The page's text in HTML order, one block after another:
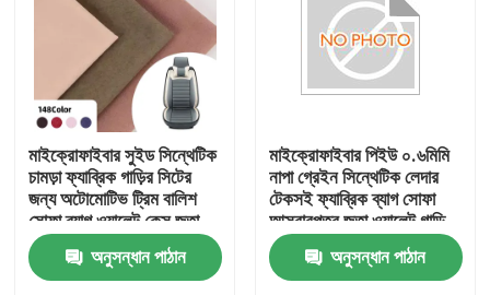
আমাদের সম্পর্কে
কারখানা ভ্রমণ
মান নিয়ন্ত্রণ
আমাদের সাথে যোগাযোগ করুন
মাইক্রোফাইবার সুইড সিন্থেটিক
চামড়া ফ্যাব্রিক গাড়ির সিটের
জন্য অটোমোটিভ ট্রিম বালিশ
সোফা ব্যাগ ওয়ালেট কেস জুতা-
আলংকারের জন্য বহুমুখী
অনুসন্ধান পাঠান
মাইক্রোফাইবার পিইউ ০.৬মিমি
নাপা গ্রেইন সিন্থেটিক লেদার
টেকসই ফ্যাব্রিক ব্যাগ সোফা
আসবাবপত্র জুতা ওয়ালেট গাড়ি
আলংকারিক ক্রাফট আউটডোর
অনুসন্ধান পাঠান